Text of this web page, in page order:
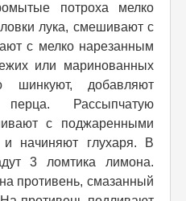
потроха мелко
лука, смешивают с
с мелко нарезанным
или маринованных
шинкуют, добавляют
Рассыпчатую
с поджаренными
начиняют глухаря. В
3 ломтика лимона.
противень, смазанный